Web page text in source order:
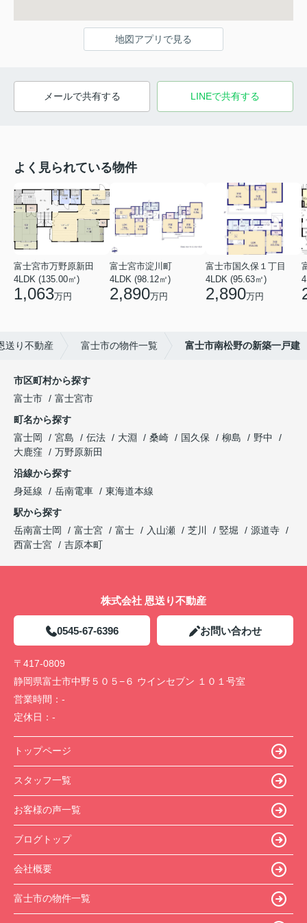
地図アプリで見る
メールで共有する LINEで共有する
よく見られている物件
富士宮市万野原新田
4LDK (135.00㎡)
1,063万円
富士宮市淀川町
4LDK (98.12㎡)
2,890万円
富士市国久保１丁目
4LDK (95.63㎡)
2,890万円
送り不動産 富士市の物件一覧 富士市南松野の新築一戸建
市区町村から探す
富士市
富士宮市
町名から探す
富士岡
宮島 伝法 大淵 桑崎 国久保 柳島
野中
大鹿窪
万野原新田
沿線から探す
身延線
岳南電車
東海道本線
駅から探す
岳南富士岡
富士宮 富士 入山瀬 芝川 竪堀
源道寺
西富士宮
吉原本町
株式会社 恩送り不動産
0545-67-6396 お問い合わせ
〒417-0809
静岡県富士市中野５０５−６ ウインセブン １０１号室
営業時間： -
定休日： -
トップページ
スタッフ一覧
お客様の声一覧
ブログトップ
会社概要
富士市の物件一覧